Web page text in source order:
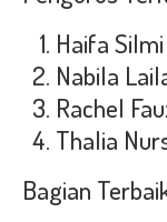
Haifa Silmi
Nabila
Rachel
Thalia
Bagian